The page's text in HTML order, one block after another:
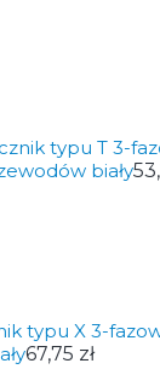
typu T 3-
biały
typu X 3-
67,75 zł